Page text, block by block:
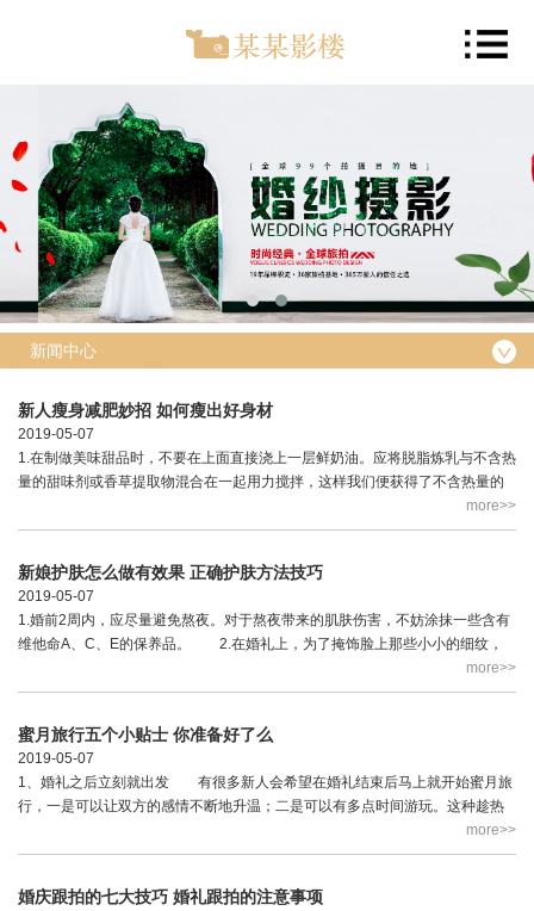
新闻中心
新人瘦身减肥妙招 如何瘦出好身材
2019-05-07
1.在制做美味甜品时，不要在上面直接浇上一层鲜奶油。应将脱脂炼乳与不含热
量的甜味剂或香草提取物混合在一起用力搅拌，这样我们便获得了不含热量的
拌奶油。 2.如果想降低胆固醇，可以在自己的减肥食谱中“清除”掉蛋黄并代
之以...
more>>
新娘护肤怎么做有效果 正确护肤方法技巧
2019-05-07
1.婚前2周内，应尽量避免熬夜。对于熬夜带来的肌肤伤害，不妨涂抹一些含有
维他命A、C、E的保养品。 2.在婚礼上，为了掩饰脸上那些小小的细纹，
你可以用一些凡士林涂在脸上。因为凡士林的保湿能力超强，能够增加眼睛周
围的水分...
more>>
蜜月旅行五个小贴士 你准备好了么
2019-05-07
1、婚礼之后立刻就出发 有很多新人会希望在婚礼结束后马上就开始蜜月旅
行，一是可以让双方的感情不断地升温；二是可以有多点时间游玩。这种趁热
打铁的想法是好的，但是却是不太适宜实践的。因为新人们在经历了繁忙的筹
婚和紧张的婚礼...
more>>
婚庆跟拍的七大技巧 婚礼跟拍的注意事项